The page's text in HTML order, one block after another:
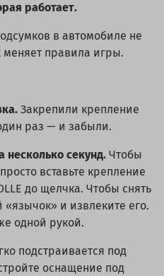
работает.
в автомобиле не
меняет правила игры.
Закрепили крепление
раз — и забыли.
несколько секунд. Чтобы
вставьте крепление
до щелчка. Чтобы снять
и извлеките его.
одной рукой.
подстраивается под
оснащение под